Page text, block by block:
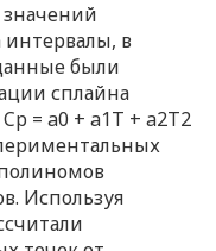
интервалы, в
были
сплайна
= a0 + a1T + a2T2
Используя